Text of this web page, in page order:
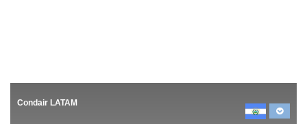
Condair LATAM